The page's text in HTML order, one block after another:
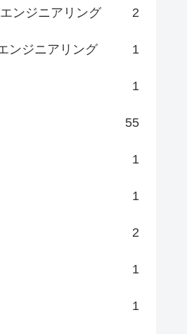
ンジニアリング 2
ンジニアリング 1
1
55
1
1
2
1
1